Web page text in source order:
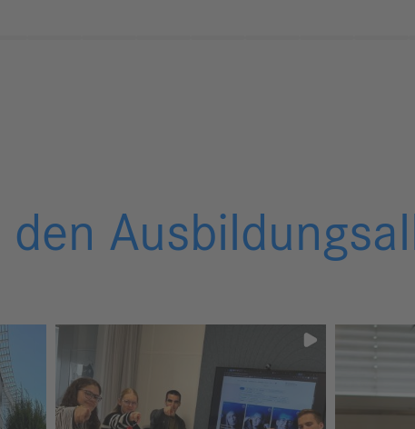
den